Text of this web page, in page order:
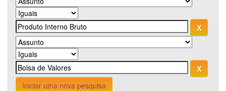
Iniciar uma nova pesquisa